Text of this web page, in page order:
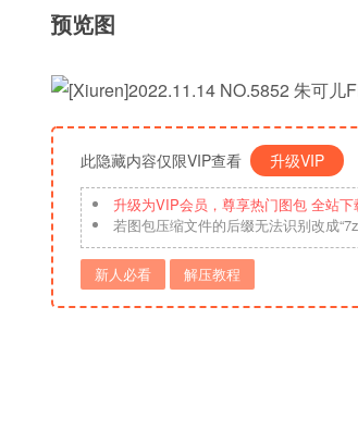
预览图
此隐藏内容仅限VIP查看 升级VIP
升级为VIP会员，尊享热门图包 全站下
若图包压缩文件的后缀无法识别改成
新人必看 解压教程